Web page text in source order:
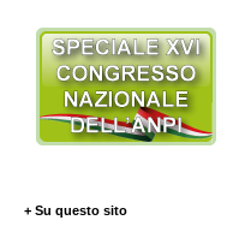
+ Su questo sito